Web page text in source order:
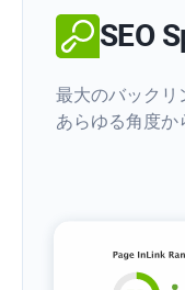
SEO
最大のバックリ
あらゆる角度か